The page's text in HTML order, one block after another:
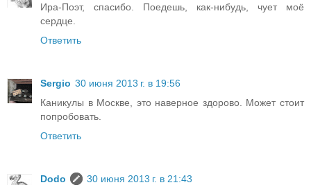
Ира-Поэт, спасибо. Поедешь, как-нибудь, чует моё
сердце.
Ответить
Sergio 30 июня 2013 г. в 19:56
Каникулы в Москве, это наверное здорово. Может стоит
попробовать.
Ответить
Dodo
30 июня 2013 г. в 21:43